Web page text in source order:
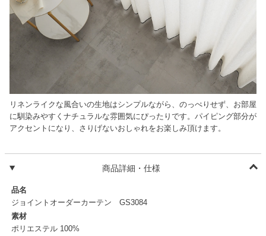
リネンライクな風合いの生地はシンプルながら、のっぺりせず、お部屋
に馴染みやすくナチュラルな雰囲気にぴったりです。パイピング部分が
アクセントになり、さりげないおしゃれをお楽しみ頂けます。
商品詳細・仕様
品名
ジョイントオーダーカーテン GS3084
素材
ポリエステル 100%